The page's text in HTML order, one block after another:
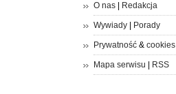
O nas| Redakcja
Wywiady| Porady
Prywatność& cookies
Mapa serwisu RSS